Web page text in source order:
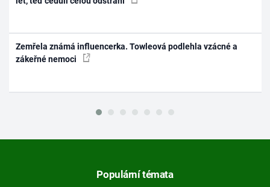
Zemřela známá influencerka. Towleová podlehla vzácné a
zákeřné nemoci
Populární témata